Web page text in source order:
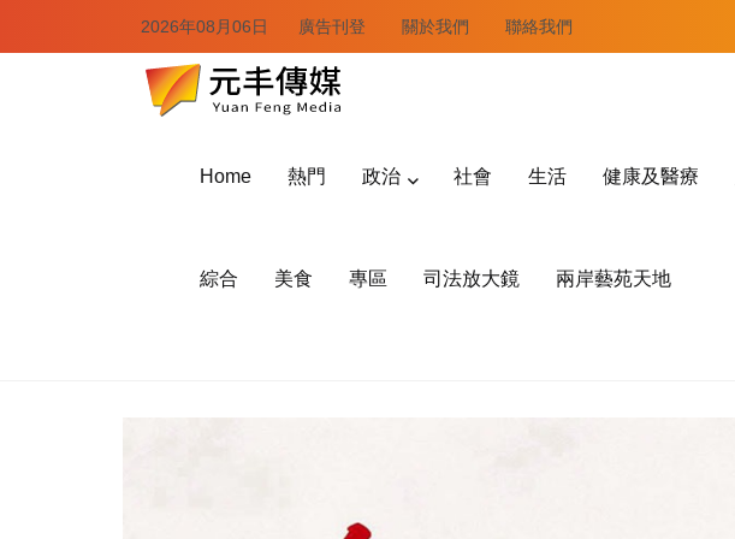
2026年08月06日 廣告刊登 關於我們 聯絡我們
Home 熱門 政治 社會 生活 健康及醫療
綜合 美食 專區 司法放大鏡 兩岸藝苑天地